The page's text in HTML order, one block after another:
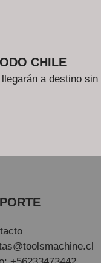
CHILE
a destino sin